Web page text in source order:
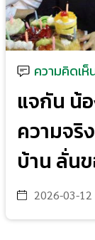
ความคิดเห็
แจกัน น้
ความจ
บ้าน ลั่น
2026-03-